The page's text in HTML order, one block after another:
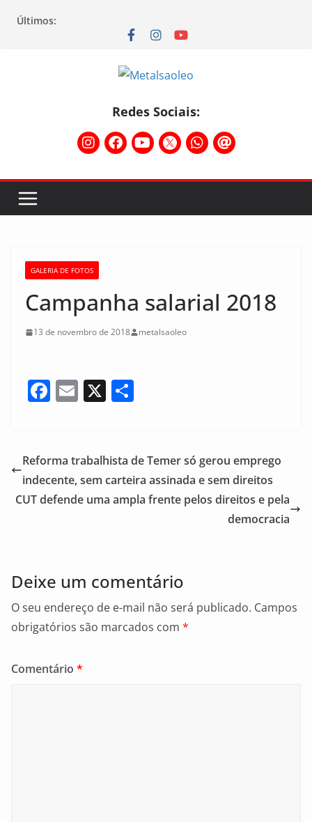
Últimos:
Redes Sociais:
GALERIA DE FOTOS
Campanha salarial 2018
13 de novembro de 2018 metalsaoleo
F
e
b
o
E
l
X
e
Reforma trabalhista de Temer só gerou emprego
indecente, sem carteira assinada e sem direitos
CUT defende uma ampla frente pelos direitos e pela
democracia
Deixe um comentário
O seu endereço de e-mail não será publicado. Campos
obrigatórios são marcados com *
Comentário *